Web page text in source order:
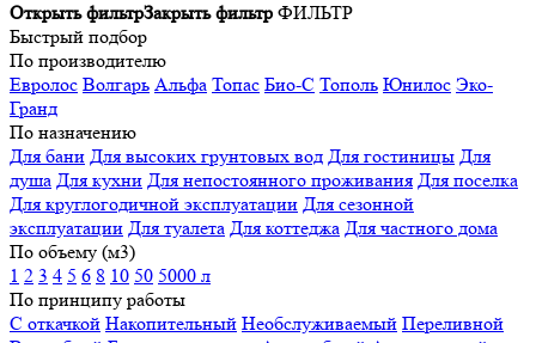
Открыть фильтрЗакрыть фильтр ФИЛЬТР
Быстрый подбор
По производителю
Евролос Волгарь Альфа Топас Био-С Тополь Юнилос Эко-
Гранд
По назначению
Для бани Для высоких грунтовых вод Для гостиницы Для
душа Для кухни Для непостоянного проживания Для поселка
Для круглогодичной эксплуатации Для сезонной
эксплуатации Для туалета Для коттеджа Для частного дома
По объему (м3)
1 2 3 4 5 6 8 10 50 5000 л
По принципу работы
С откачкой Накопительный Необслуживаемый Переливной